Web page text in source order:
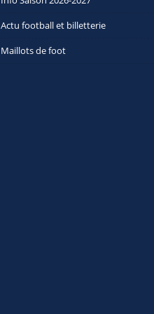
Actu football et billetterie
Maillots de foot